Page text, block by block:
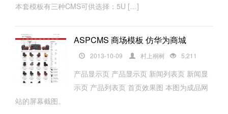
本套模板有三种CMS可供选择：5U […]
ASPCMS 商场模板 仿华为商城
2013-10-09 村上桐树 5,211
产品显示页 产品显示页 新闻列表页 新闻显
示页 产品列表页 首页效果图 本图为成品网
站的屏幕截图。